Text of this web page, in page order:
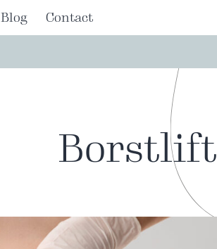
Blog Contact
Borstlift